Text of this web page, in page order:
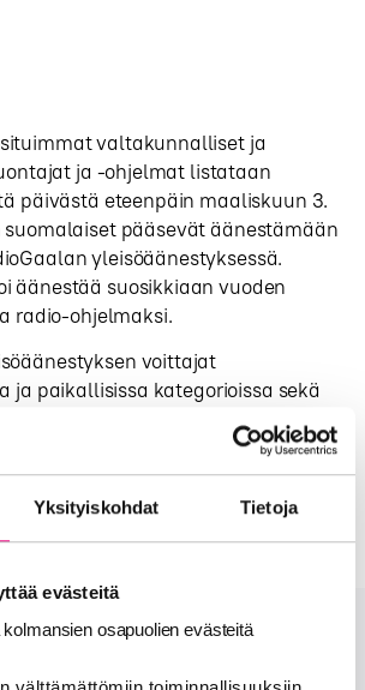
Yksityiskohdat Tietoja
evästeitä
osapuolien evästeitä
valtakunnalliset ja
ja -ohjelmat listataan
päivästä eteenpäin maaliskuun 3.
pääsevät äänestämään
yleisöäänestyksessä.
äänestää suosikkiaan vuoden
radio-ohjelmaksi.
voittajat
ja paikallisissa kategorioissa sekä
palkinnot jaetaan
Messukeskuksessa 12.4.2024.
lisää kysymyksiä?